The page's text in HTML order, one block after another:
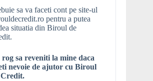
sa va faceti cont pe site-ul
pentru a putea
situatia din Biroul de
rog sa reveniti la mine daca
nevoie de ajutor cu Biroul